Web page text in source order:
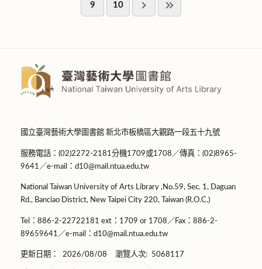
9 10
國立臺灣藝術大學圖書館 新北市板橋區大觀路一段五十九號
服務電話：(02)2272-2181分機1709或1708／傳真：(02)8965-
9641／e-mail：d10@mail.ntua.edu.tw
National Taiwan University of Arts Library ,No.59, Sec. 1, Daguan
Rd., Banciao District, New Taipei City 220, Taiwan (R.O.C.)
Tel：886-2-22722181 ext：1709 or 1708／Fax：886-2-
89659641／e-mail：d10@mail.ntua.edu.tw
更新日期： 2026/08/08 瀏覽人次: 5068117